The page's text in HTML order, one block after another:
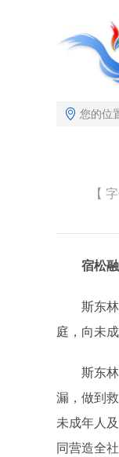
您的位
【
宿松融
斯东林先
庭，向未
斯东林指
漏，做到
未成年人
同营造全